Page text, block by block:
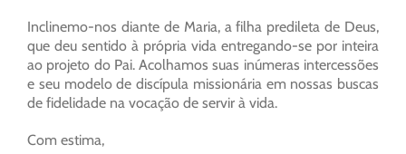
Inclinemo-nos diante de Maria, a filha predileta de Deus,
que deu sentido à própria vida entregando-se por inteira
ao projeto do Pai. Acolhamos suas inúmeras intercessões
e seu modelo de discípula missionária em nossas buscas
de fidelidade na vocação de servir à vida.
Com estima,